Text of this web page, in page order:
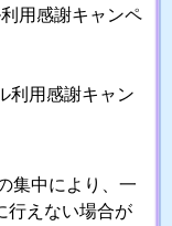
用感謝キャンペ
利用感謝キャン
集中により、一
行えない場合が